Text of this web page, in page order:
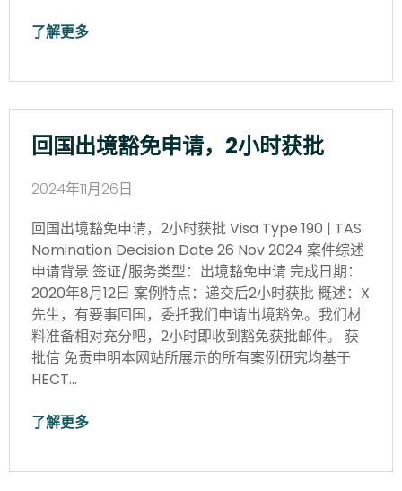
了解更多
回国出境豁免申请，2小时获批
2024年11月26日
回国出境豁免申请，2小时获批 Visa Type 190 | TAS
Nomination Decision Date 26 Nov 2024 案件综述
申请背景 签证/服务类型：出境豁免申请 完成日期：
2020年8月12日 案例特点：递交后2小时获批 概述：X
先生，有要事回国，委托我们申请出境豁免。我们材
料准备相对充分吧，2小时即收到豁免获批邮件。 获
批信 免责申明本网站所展示的所有案例研究均基于
HECT…
了解更多